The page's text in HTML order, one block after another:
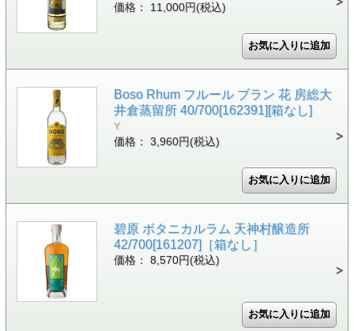
価格： 11,000円(税込)
Boso Rhum フルール ブラン 花 房総大
井倉蒸留所 40/700[162391][箱なし]
Y
価格： 3,960円(税込)
碧原 ボタニカルラム 天神村醸造所
42/700[161207]［箱なし］
価格： 8,570円(税込)